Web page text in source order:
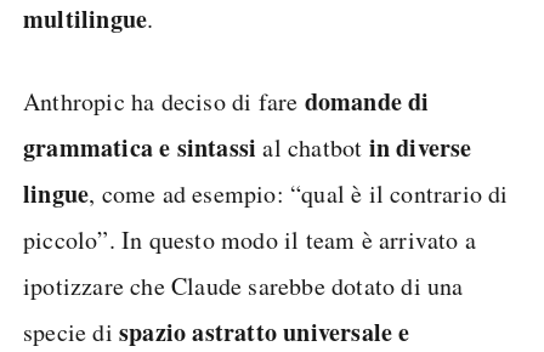
multilingue.
Anthropic ha deciso di fare domande di
grammatica e sintassi al chatbot in diverse
lingue, come ad esempio: “qual è il contrario di
piccolo”. In questo modo il team è arrivato a
ipotizzare che Claude sarebbe dotato di una
specie di spazio astratto universale e